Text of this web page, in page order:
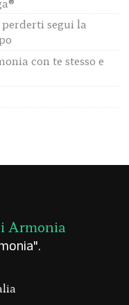
segui la
con te stesso e